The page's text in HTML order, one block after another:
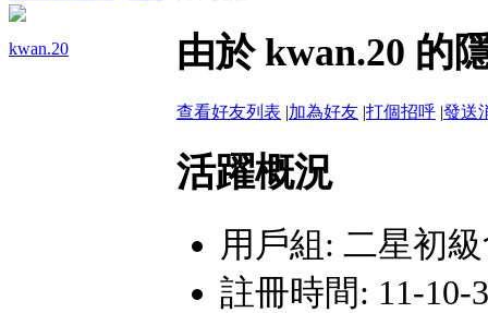
kwan.20 由於 kwan.20 的
查看好友列表 |加為好友 |打個招呼 |發送
活躍概況
用戶組: 二星初
註冊時間: 11-10-